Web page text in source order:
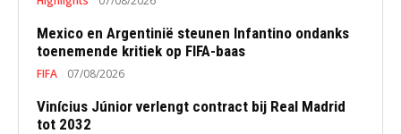
Mexico en Argentinië steunen Infantino ondanks
toenemende kritiek op FIFA-baas
FIFA 07/08/2026
Vinícius Júnior verlengt contract bij Real Madrid
tot 2032